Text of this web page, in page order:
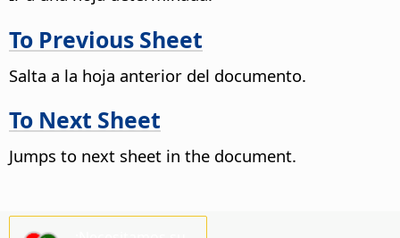
To Previous Sheet
Salta a la hoja anterior del documento.
To Next Sheet
Jumps to next sheet in the document.